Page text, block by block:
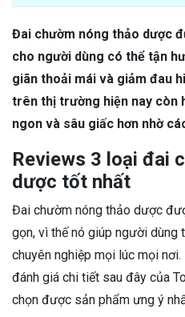
Đai chườm nóng thảo dược
cho người dùng có thể tận
giãn thoải mái và giảm đau
trên thị trường hiện nay còn
ngon và sâu giấc hơn nhờ
Reviews 3 loại đai
dược tốt nhất
Đai chườm nóng thảo dược
gọn, vì thế nó giúp người
chuyên nghiệp mọi lúc mọi
đánh giá chi tiết sau đây của
chọn được sản phẩm ưng ý